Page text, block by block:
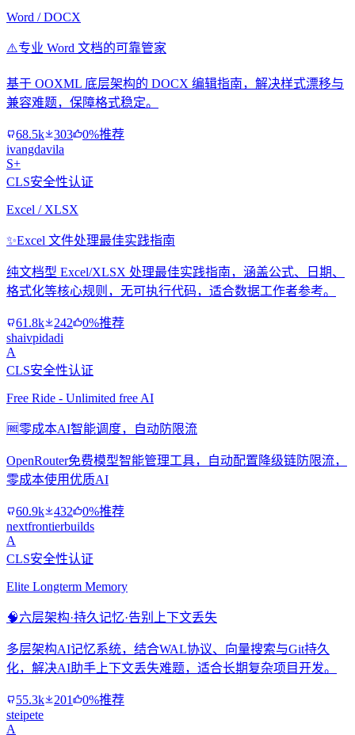
Word / DOCX
⚠️专业 Word 文档的可靠管家
基于 OOXML 底层架构的 DOCX 编辑指南，解决样式漂移与
兼容难题，保障格式稳定。
68.5k 303
0%推荐
ivangdavila
S+
CLS安全性认证
Excel / XLSX
✨Excel 文件处理最佳实践指南
纯文档型 Excel/XLSX 处理最佳实践指南，涵盖公式、日期、
格式化等核心规则，无可执行代码，适合数据工作者参考。
61.8k 242
0%推荐
shaivpidadi
A
CLS安全性认证
Free Ride - Unlimited free AI
🆓零成本AI智能调度，自动防限流
OpenRouter免费模型智能管理工具，自动配置降级链防限流，
零成本使用优质AI
60.9k 432
0%推荐
nextfrontierbuilds
A
CLS安全性认证
Elite Longterm Memory
🧠六层架构·持久记忆·告别上下文丢失
多层架构AI记忆系统，结合WAL协议、向量搜索与Git持久
化，解决AI助手上下文丢失难题，适合长期复杂项目开发。
55.3k 201
0%推荐
steipete
A